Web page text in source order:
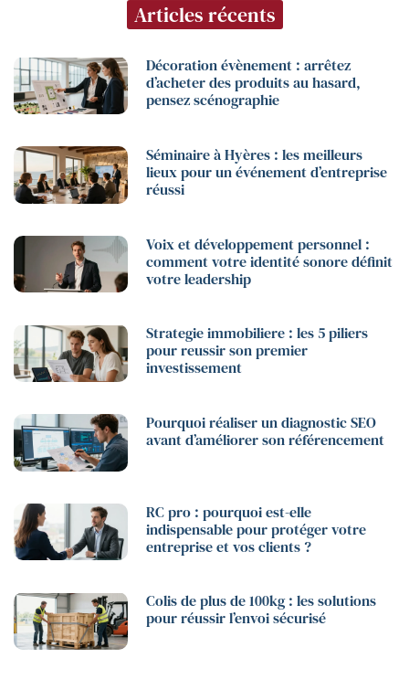
Articles récents
Décoration évènement : arrêtez
d’acheter des produits au hasard,
pensez scénographie
Séminaire à Hyères : les meilleurs
lieux pour un événement d’entreprise
réussi
Voix et développement personnel :
comment votre identité sonore définit
votre leadership
Strategie immobiliere : les 5 piliers
pour reussir son premier
investissement
Pourquoi réaliser un diagnostic SEO
avant d’améliorer son référencement
RC pro : pourquoi est-elle
indispensable pour protéger votre
entreprise et vos clients ?
Colis de plus de 100kg : les solutions
pour réussir l’envoi sécurisé